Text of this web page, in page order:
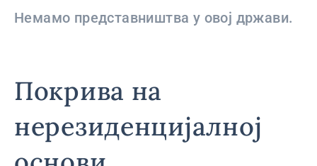
Немамо представништва у овој држави.
Покрива на
нерезиденцијалној